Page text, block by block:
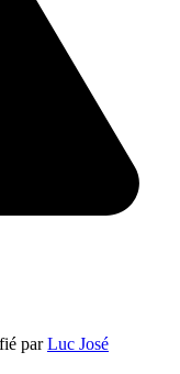
parLuc José